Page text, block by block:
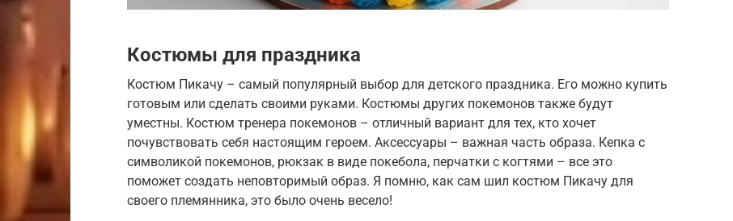
Костюмы для праздника
Костюм Пикачу – самый популярный выбор для детского праздника. Его можно купить
готовым или сделать своими руками. Костюмы других покемонов также будут
уместны. Костюм тренера покемонов – отличный вариант для тех, кто хочет
почувствовать себя настоящим героем. Аксессуары – важная часть образа. Кепка с
символикой покемонов, рюкзак в виде покебола, перчатки с когтями – все это
поможет создать неповторимый образ. Я помню, как сам шил костюм Пикачу для
своего племянника, это было очень весело!